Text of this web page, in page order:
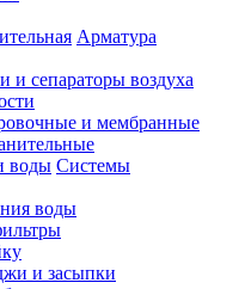
Арматура
и сепараторы воздуха
и мембранные
Системы
воды
и засыпки